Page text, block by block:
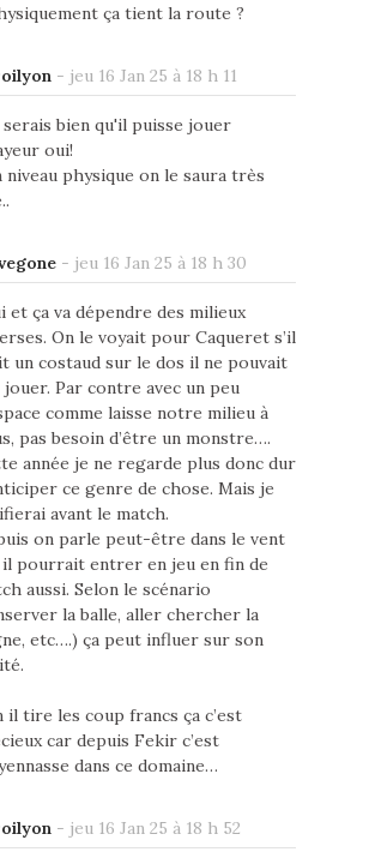
ça tient la route ?
- jeu 16 Jan 25 à 18 h 11
serais bien qu'il puisse jouer
oui!
niveau physique on le saura très
- jeu 16 Jan 25 à 18 h 30
et ça va dépendre des milieux
On le voyait pour Caqueret s’il
un costaud sur le dos il ne pouvait
jouer. Par contre avec un peu
comme laisse notre milieu à
pas besoin d’être un monstre….
année je ne regarde plus donc dur
ce genre de chose. Mais je
avant le match.
on parle peut-être dans le vent
pourrait entrer en jeu en fin de
aussi. Selon le scénario
la balle, aller chercher la
etc….) ça peut influer sur son
il tire les coup francs ça c’est
car depuis Fekir c’est
dans ce domaine…
- jeu 16 Jan 25 à 18 h 52